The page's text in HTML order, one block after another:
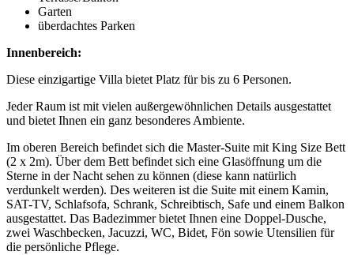
Garten
überdachtes Parken
Innenbereich:
Diese einzigartige Villa bietet Platz für bis zu 6 Personen.
Jeder Raum ist mit vielen außergewöhnlichen Details ausgestattet
und bietet Ihnen ein ganz besonderes Ambiente.
Im oberen Bereich befindet sich die Master-Suite mit King Size Bett
(2 x 2m). Über dem Bett befindet sich eine Glasöffnung um die
Sterne in der Nacht sehen zu können (diese kann natürlich
verdunkelt werden). Des weiteren ist die Suite mit einem Kamin,
SAT-TV, Schlafsofa, Schrank, Schreibtisch, Safe und einem Balkon
ausgestattet. Das Badezimmer bietet Ihnen eine Doppel-Dusche,
zwei Waschbecken, Jacuzzi, WC, Bidet, Fön sowie Utensilien für
die persönliche Pflege.